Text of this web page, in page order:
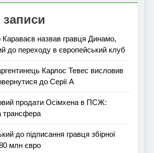
записи
назвав гравця Динамо,
до переходу в європейський клуб
Карлос Тевес висловив
до Серії А
продати Осімхена в ПСЖ:
трансфера
до підписання гравця збірної
млн євро